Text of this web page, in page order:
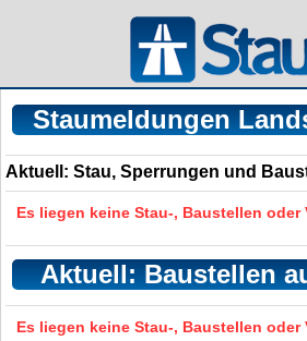
Staumeldungen
Aktuell: Stau, Sperrungen und
Es liegen keine Stau-, Baustellen oder
Aktuell: Baustellen
Es liegen keine Stau-, Baustellen oder